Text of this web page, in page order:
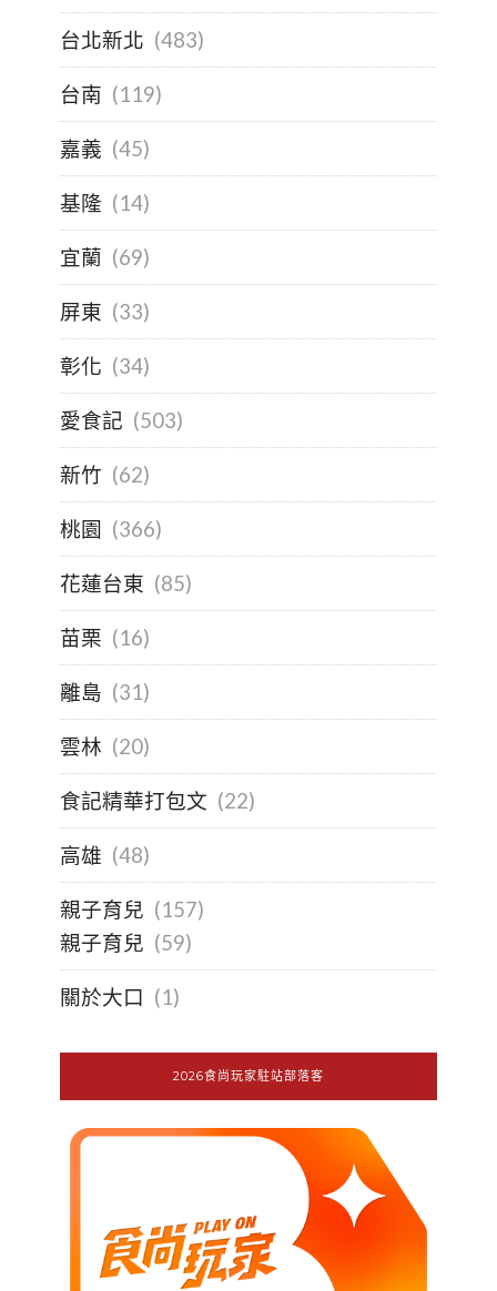
台北新北 (483)
台南 (119)
嘉義 (45)
基隆 (14)
宜蘭 (69)
屏東 (33)
彰化 (34)
愛食記 (503)
新竹 (62)
桃園 (366)
花蓮台東 (85)
苗栗 (16)
離島 (31)
雲林 (20)
食記精華打包文 (22)
高雄 (48)
親子育兒 (157)
親子育兒 (59)
關於大口 (1)
2026食尚玩家駐站部落客